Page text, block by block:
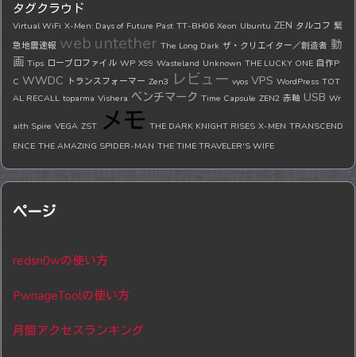
タグクラウド
Virtual WiFi X-Men: Days of Future Past TT-BH06 Xeon Ubuntu ZEN タルコフ 緊
急地震速報 web untether The Long Dark ザ・クリエイター／創造者 動
画 Tips ロープロファイル WP X99 Wasteland Unknown THE LUCKY ONE 自作P
C WWDC トランスフォーマー Zen3 レビュー vyos VPS WordPress TOT
AL RECALL toparma Vishera ベンチマーク Time Capsule ZEN2 赤軸 USB Wr
aith Spire VEGA ZST メモ THE DARK KNIGHT RISES X-MEN TRANSCEND
ENCE THE AMAZING SPIDER-MAN THE TIME TRAVELER'S WIFE
ページ
redsn0wの使い方
PwnageToolの使い方
月間アクセスランキング